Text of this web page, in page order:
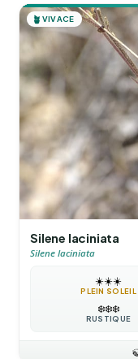
🪴 VIVACE
Silene laciniata
Silene laciniata
☀️☀️☀️
PLEIN SOLEIL
❄️❄️❄️
RUSTIQUE